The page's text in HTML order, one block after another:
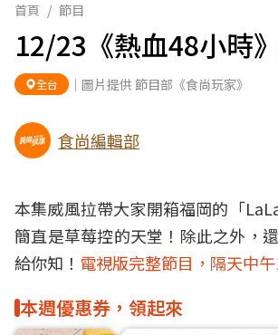
首頁 / 節目
12/23《熱血48小時
全台 ｜圖片提供 節目部《食尚玩家》
食尚編輯部
本集威風拉帶大家開箱福岡的「
簡直是草莓控的天堂！除此之外，
給你知！ 電視版完整節目，隔天中
本週優惠券，領起來